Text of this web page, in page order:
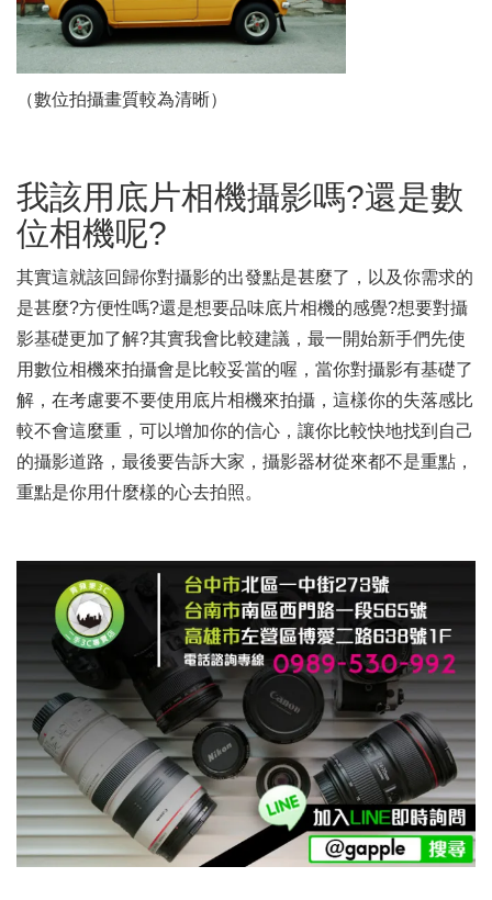
（數位拍攝畫質較為清晰）
我該用底片相機攝影嗎?還是數
位相機呢?
其實這就該回歸你對攝影的出發點是甚麼了，以及你需求的
是甚麼?方便性嗎?還是想要品味底片相機的感覺?想要對攝
影基礎更加了解?其實我會比較建議，最一開始新手們先使
用數位相機來拍攝會是比較妥當的喔，當你對攝影有基礎了
解，在考慮要不要使用底片相機來拍攝，這樣你的失落感比
較不會這麼重，可以增加你的信心，讓你比較快地找到自己
的攝影道路，最後要告訴大家，攝影器材從來都不是重點，
重點是你用什麼樣的心去拍照。